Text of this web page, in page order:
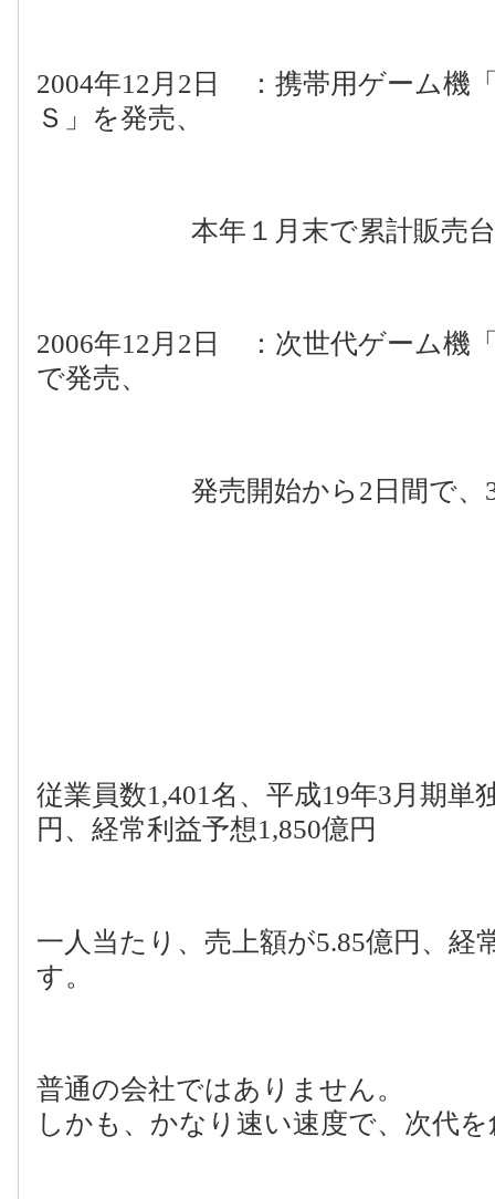
2004年12 月 2 日 ：携帯用ゲーム機
Ｓ」を発売、
本年１月末で累計販売
2006年12 月 2 日 ：次世代ゲーム機
で発売、
発売開始から 2 日間で、
従業員数1,401名、平成19年3 月期単
円、経常利益予想1,850億円
一人当たり、売上額が5.85億円、経
す。
普通の会社ではありません。
しかも、かなり速い速度で、次代